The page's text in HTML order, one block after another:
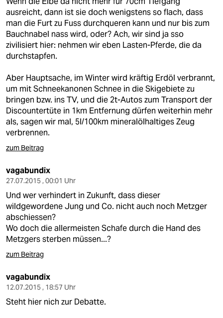
ausreicht, dann ist sie doch wenigstens so flach, dass
man die Furt zu Fuss durchqueren kann und nur bis zum
Bauchnabel nass wird, oder? Ach, wir sind ja sso
zivilisiert hier: nehmen wir eben Lasten-Pferde, die da
durchstapfen.
Aber Hauptsache, im Winter wird kräftig Erdöl verbrannt,
um mit Schneekanonen Schnee in die Skigebiete zu
bringen bzw. ins TV, und die 2t-Autos zum Transport der
Discountertüte in 1km Entfernung dürfen weiterhin mehr
als, sagen wir mal, 5l/100km mineralölhaltiges Zeug
verbrennen.
zum Beitrag
vagabundix
27.07.2015 , 00:01 Uhr
Und wer verhindert in Zukunft, dass dieser
wildgewordene Jung und Co. nicht auch noch Metzger
abschiessen?
Wo doch die allermeisten Schafe durch die Hand des
Metzgers sterben müssen...?
zum Beitrag
vagabundix
12.07.2015 , 18:57 Uhr
Steht hier nich zur Debatte.